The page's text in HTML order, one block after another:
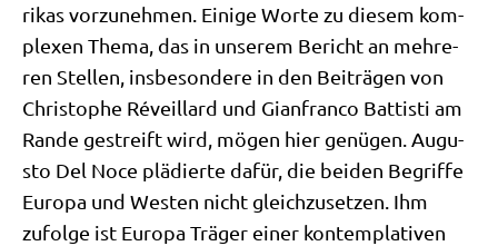
ri­kas vor­zu­neh­men. Eini­ge Wor­te zu die­sem kom­
ple­xen The­ma, das in unse­rem Bericht an meh­re­
ren Stel­len, ins­be­son­de­re in den Bei­trä­gen von
Chri­sto­phe Réveil­lard und Gian­fran­co Bat­ti­sti am
Ran­de gestreift wird, mögen hier genü­gen. Augu­
sto Del Noce plä­dier­te dafür, die bei­den Begrif­fe
Euro­pa und Westen nicht gleich­zu­set­zen. Ihm
zufol­ge ist Euro­pa Trä­ger einer kon­tem­pla­ti­ven